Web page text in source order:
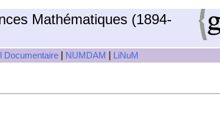
Mathématiques (1894-
Documentaire NUMDAM LiNuM